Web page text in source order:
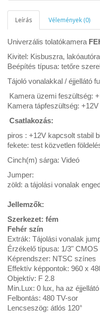
Leírás Vélemények (0)
Univerzális tolatókamera
Kivitel: Kisbuszra,
Beépítés típusa: tetőre
Tájoló vonalakkal / éjjellátó
Kamera üzemi feszültség:
Kamera tápfeszültség: +12V
Csatlakozás:
piros : +12V kapcsolt stabil
fekete: test közvetlen
Cinch(m) sárga: Videó
Jumper:
zöld: a tájolási vonalak
Jellemzők:
Szerkezet: fém
Fehér szín
Extrák: Tájolási vonalak
Érzékelő típusa: 1/3" CMOS
Képrendszer: NTSC színes
Effektív képpontok: 960 x
Objektív: F 2.8
Min.Lux: 0 lux, ha az
Felbontás: 480 TV-sor
Lencseszög: átlós 120°